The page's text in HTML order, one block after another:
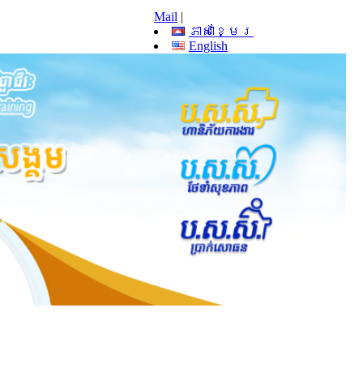
Mail |
ភាសាខ្មែរ
English